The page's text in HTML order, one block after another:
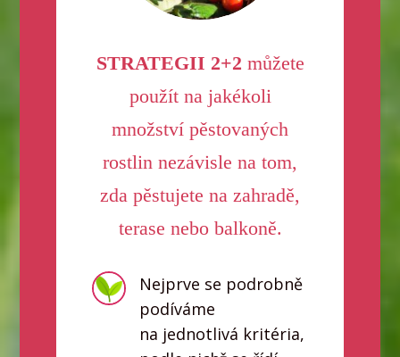
STRATEGII 2+2 můžete
použít na jakékoli
množství pěstovaných
rostlin nezávisle na tom,
zda pěstujete na zahradě,
terase nebo balkoně.
Nejprve se podrobně
podíváme
na jednotlivá kritéria,